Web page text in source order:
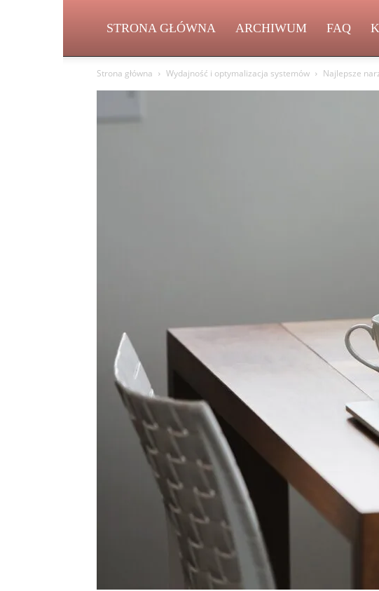
STRONA GŁÓWNA ARCHIWUM FAQ
Strona główna Wydajność i optymalizacja systemów Najlepsze